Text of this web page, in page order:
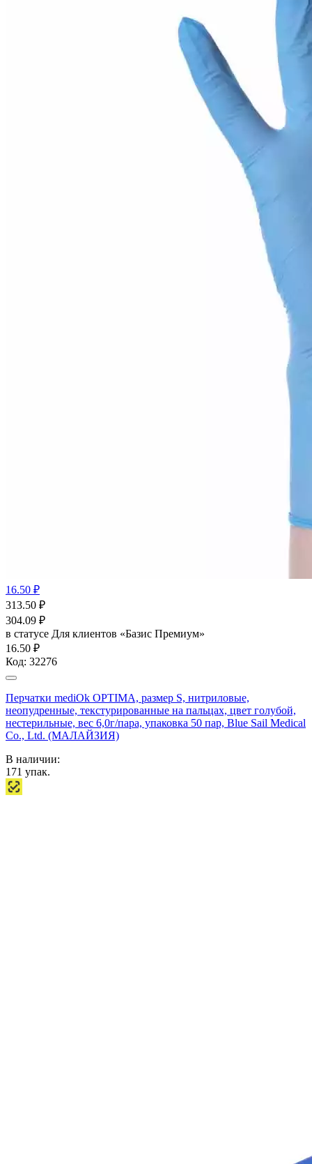
16.50 ₽
313.50 ₽
304.09 ₽
в статусе Для клиентов «Базис Премиум»
16.50 ₽
Код: 32276
Перчатки mediOk OPTIMA, размер S, нитриловые,
неопудренные, текстурированные на пальцах, цвет голубой,
нестерильные, вес 6,0г/пара, упаковка 50 пар, Blue Sail Medical
Co., Ltd. (МАЛАЙЗИЯ)
В наличии:
171 упак.